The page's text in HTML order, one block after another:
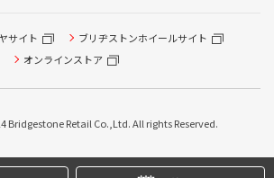
サイト
ブリヂストンホイールサイト
オンラインストア
Bridgestone Retail Co.,Ltd. All rights Reserved.
全点検/タイヤ履き替え/オイル交換/その他